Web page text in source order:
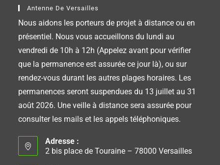
Antenne De Versailles
Nous aidons les porteurs de projet à distance ou en
présentiel. Nous vous accueillons du lundi au
vendredi de 10h à 12h (Appelez avant pour vérifier
que la permanence est assurée ce jour là), ou sur
rendez-vous durant les autres plages horaires. Les
permanences seront suspendues du 13 juillet au 31
août 2026. Une veille à distance sera assurée pour
consulter les mails et les appels téléphoniques.
Adresse :
2 bis place de Touraine – 78000 Versailles